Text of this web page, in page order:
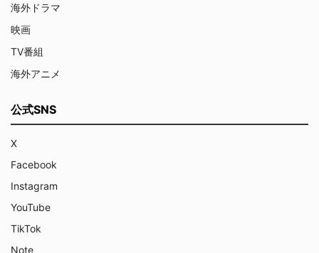
海外ドラマ
映画
TV番組
海外アニメ
公式SNS
X
Facebook
Instagram
YouTube
TikTok
Note